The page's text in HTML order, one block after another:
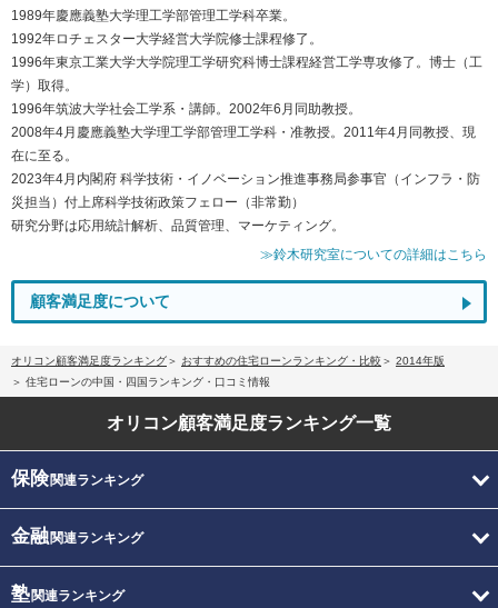
1989年慶應義塾大学理工学部管理工学科卒業。
1992年ロチェスター大学経営大学院修士課程修了。
1996年東京工業大学大学院理工学研究科博士課程経営工学専攻修了。博士（工
学）取得。
1996年筑波大学社会工学系・講師。2002年6月同助教授。
2008年4月慶應義塾大学理工学部管理工学科・准教授。2011年4月同教授、現
在に至る。
2023年4月内閣府 科学技術・イノベーション推進事務局参事官（インフラ・防
災担当）付上席科学技術政策フェロー（非常勤）
研究分野は応用統計解析、品質管理、マーケティング。
≫鈴木研究室についての詳細はこちら
顧客満足度について
オリコン顧客満足度ランキング おすすめの住宅ローンランキング・比較
2014年版
住宅ローンの中国・四国ランキング・口コミ情報
オリコン顧客満足度ランキング一覧
保険関連ランキング
金融関連ランキング
塾関連ランキング